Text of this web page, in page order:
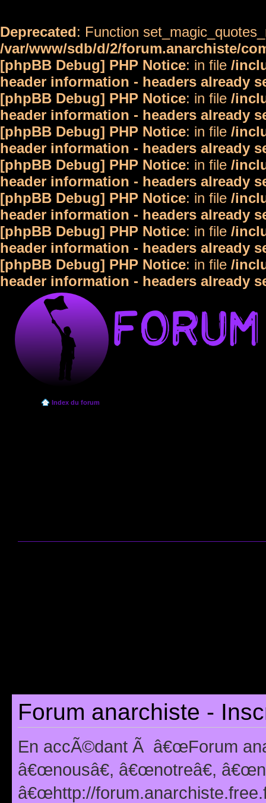
Deprecated: Function
/var/www/sdb/d/2/forum.anarchiste/
[phpBB Debug] PHP Notice: in file /
header information - headers already
[phpBB Debug] PHP Notice: in file /
header information - headers already
[phpBB Debug] PHP Notice: in file /
header information - headers already
[phpBB Debug] PHP Notice: in file /
header information - headers already
[phpBB Debug] PHP Notice: in file /
header information - headers already
[phpBB Debug] PHP Notice: in file /
header information - headers already
[phpBB Debug] PHP Notice: in file /
header information - headers already
Index du forum
Forum anarchiste -
En accÃ©dant Ã â€œForum
â€œnousâ€, â€œnotreâ€,
â€œhttp://